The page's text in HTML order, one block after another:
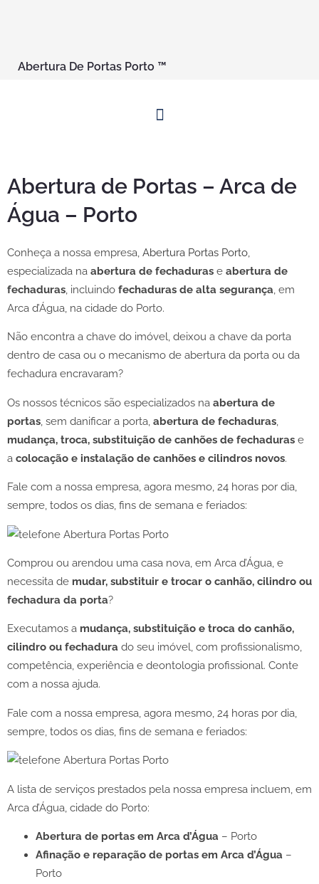
Abertura De Portas Porto ™
Abertura de Portas – Arca de
Água – Porto
Conheça a nossa empresa, Abertura Portas Porto,
especializada na abertura de fechaduras e abertura de
fechaduras, incluindo fechaduras de alta segurança, em
Arca d’Água, na cidade do Porto.
Não encontra a chave do imóvel, deixou a chave da porta
dentro de casa ou o mecanismo de abertura da porta ou da
fechadura encravaram?
Os nossos técnicos são especializados na abertura de
portas, sem danificar a porta, abertura de fechaduras,
mudança, troca, substituição de canhões de fechaduras e
a colocação e instalação de canhões e cilindros novos.
Fale com a nossa empresa, agora mesmo, 24 horas por dia,
sempre, todos os dias, fins de semana e feriados:
Comprou ou arendou uma casa nova, em Arca d’Água, e
necessita de mudar, substituir e trocar o canhão, cilindro ou
fechadura da porta?
Executamos a mudança, substituição e troca do canhão,
cilindro ou fechadura do seu imóvel, com profissionalismo,
competência, experiência e deontologia profissional. Conte
com a nossa ajuda.
Fale com a nossa empresa, agora mesmo, 24 horas por dia,
sempre, todos os dias, fins de semana e feriados:
A lista de serviços prestados pela nossa empresa incluem, em
Arca d’Água, cidade do Porto:
Abertura de portas em Arca d’Água – Porto
Afinação e reparação de portas em Arca d’Água –
Porto